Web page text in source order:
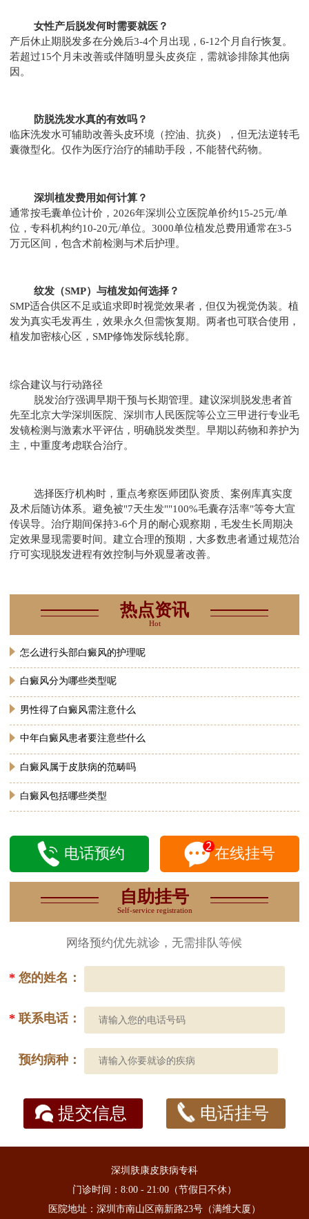
女性产后脱发何时需要就医？
产后休止期脱发多在分娩后3-4个月出现，6-12个月自行恢复。
若超过15个月未改善或伴随明显头皮炎症，需就诊排除其他病
因。
防脱洗发水真的有效吗？
临床洗发水可辅助改善头皮环境（控油、抗炎），但无法逆转毛
囊微型化。仅作为医疗治疗的辅助手段，不能替代药物。
深圳植发费用如何计算？
通常按毛囊单位计价，2026年深圳公立医院单价约15-25元/单
位，专科机构约10-20元/单位。3000单位植发总费用通常在3-5
万元区间，包含术前检测与术后护理。
纹发（SMP）与植发如何选择？
SMP适合供区不足或追求即时视觉效果者，但仅为视觉伪装。植
发为真实毛发再生，效果永久但需恢复期。两者也可联合使用，
植发加密核心区，SMP修饰发际线轮廓。
综合建议与行动路径
脱发治疗强调早期干预与长期管理。建议深圳脱发患者首
先至北京大学深圳医院、深圳市人民医院等公立三甲进行专业毛
发镜检测与激素水平评估，明确脱发类型。早期以药物和养护为
主，中重度考虑联合治疗。
选择医疗机构时，重点考察医师团队资质、案例库真实度
及术后随访体系。避免被"7天生发""100%毛囊存活率"等夸大宣
传误导。治疗期间保持3-6个月的耐心观察期，毛发生长周期决
定效果显现需要时间。建立合理的预期，大多数患者通过规范治
疗可实现脱发进程有效控制与外观显著改善。
热点资讯
Hot
怎么进行头部白癜风的护理呢
白癜风分为哪些类型呢
男性得了白癜风需注意什么
中年白癜风患者要注意些什么
白癜风属于皮肤病的范畴吗
白癜风包括哪些类型
电话预约 在线挂号
自助挂号
Self-service registration
网络预约优先就诊，无需排队等候
*您的姓名：
*联系电话：
预约病种：
提交信息 电话挂号
深圳肤康皮肤病专科
门诊时间：8:00 - 21:00（节假日不休）
医院地址：深圳市南山区南新路23号（满维大厦）